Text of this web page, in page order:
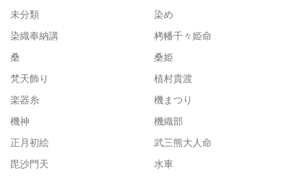
未分類
染め
染織奉納講
栲幡千々姫命
桑
桑姫
梵天飾り
植村貴渡
楽器糸
機まつり
機神
機織部
正月初絵
武三熊大人命
毘沙門天
水車